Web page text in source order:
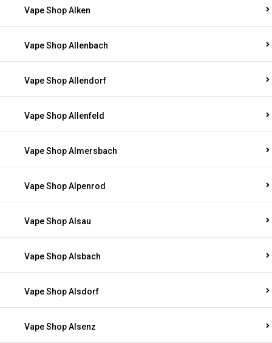
Vape Shop Alken
Vape Shop Allenbach
Vape Shop Allendorf
Vape Shop Allenfeld
Vape Shop Almersbach
Vape Shop Alpenrod
Vape Shop Alsau
Vape Shop Alsbach
Vape Shop Alsdorf
Vape Shop Alsenz